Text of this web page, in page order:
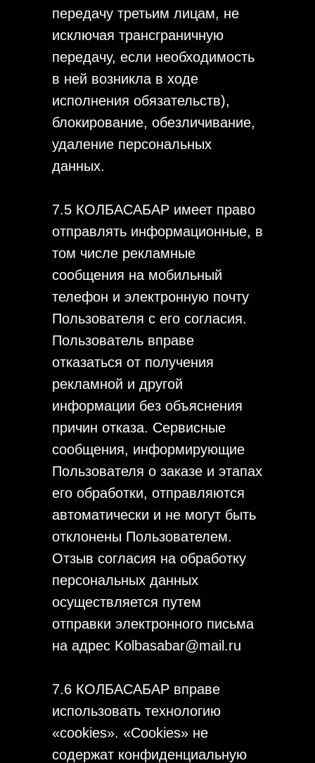
передачу третьим лицам, не
исключая трансграничную
передачу, если необходимость
в ней возникла в ходе
исполнения обязательств),
блокирование, обезличивание,
удаление персональных
данных.
7.5 КОЛБАСАБАР имеет право
отправлять информационные, в
том числе рекламные
сообщения на мобильный
телефон и электронную почту
Пользователя с его согласия.
Пользователь вправе
отказаться от получения
рекламной и другой
информации без объяснения
причин отказа. Сервисные
сообщения, информирующие
Пользователя о заказе и этапах
его обработки, отправляются
автоматически и не могут быть
отклонены Пользователем.
Отзыв согласия на обработку
персональных данных
осуществляется путем
отправки электронного письма
на адрес Kolbasabar@mail.ru
7.6 КОЛБАСАБАР вправе
использовать технологию
«cookies». «Cookies» не
содержат конфиденциальную